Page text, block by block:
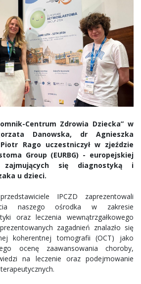
Centrum Zdrowia Dziecka” w
Danowska, dr Agnieszka
Rago uczestniczył w zjeździe
Group (EURBG) - europejskiej
się diagnostyką i
u dzieci.
IPCZD zaprezentowali
naszego ośrodka w zakresie
oraz leczenia wewnątrzgałkowego
zagadnień znalazło się
koherentnej tomografii (OCT) jako
ocenę zaawansowania choroby,
na leczenie oraz podejmowanie